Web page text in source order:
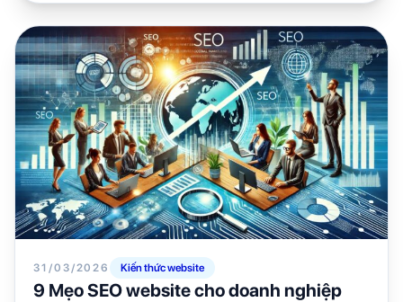
31/03/2026 Kiến thức website
9 Mẹo SEO website cho doanh nghiệp